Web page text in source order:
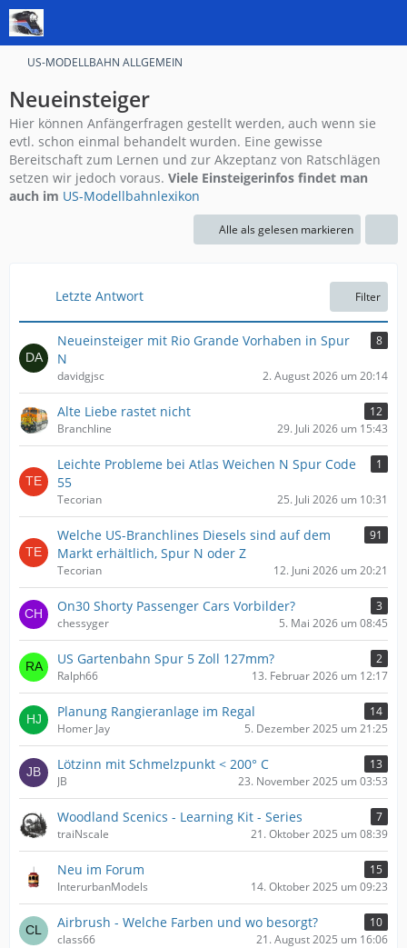
US-MODELLBAHN ALLGEMEIN
Neueinsteiger
Hier können Anfängerfragen gestellt werden, auch wenn sie
evtl. schon einmal behandelt wurden. Eine gewisse
Bereitschaft zum Lernen und zur Akzeptanz von Ratschlägen
setzen wir jedoch voraus. Viele Einsteigerinfos findet man
auch im US-Modellbahnlexikon
Alle als gelesen markieren
Letzte Antwort Filter
Neueinsteiger mit Rio Grande Vorhaben in Spur
N
8
davidgjsc 2. August 2026 um 20:14
Alte Liebe rastet nicht
12
Branchline
29. Juli 2026 um 15:43
Leichte Probleme bei Atlas Weichen N Spur Code
55
1
Tecorian 25. Juli 2026 um 10:31
Welche US-Branchlines Diesels sind auf dem
Markt erhältlich, Spur N oder Z
91
Tecorian 12. Juni 2026 um 20:21
On30 Shorty Passenger Cars Vorbilder?
3
chessyger
5. Mai 2026 um 08:45
US Gartenbahn Spur 5 Zoll 127mm?
2
Ralph66
13. Februar 2026 um 12:17
Planung Rangieranlage im Regal
14
Homer Jay
5. Dezember 2025 um 21:25
Lötzinn mit Schmelzpunkt < 200° C
13
JB
23. November 2025 um 03:53
Woodland Scenics - Learning Kit - Series
7
traiNscale
21. Oktober 2025 um 08:39
Neu im Forum
15
InterurbanModels
14. Oktober 2025 um 09:23
Airbrush - Welche Farben und wo besorgt?
10
class66
21. August 2025 um 16:06